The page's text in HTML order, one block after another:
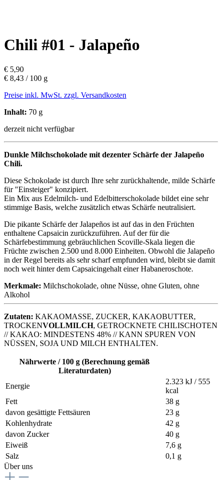
Chili #01 - Jalapeño
€ 5,90
€ 8,43 / 100 g
Preise inkl. MwSt. zzgl. Versandkosten
Inhalt: 70 g
derzeit nicht verfügbar
Dunkle Milchschokolade mit dezenter Schärfe der Jalapeño
Chili.
Diese Schokolade ist durch Ihre sehr zurückhaltende, milde Schärfe
für "Einsteiger" konzipiert.
Ein Mix aus Edelmilch- und Edelbitterschokolade bildet eine sehr
stimmige Basis, welche zusätzlich etwas Schärfe neutralisiert.
Die pikante Schärfe der Jalapeños ist auf das in den Früchten
enthaltene Capsaicin zurückzuführen. Auf der für die
Schärfebestimmung gebräuchlichen Scoville-Skala liegen die
Früchte zwischen 2.500 und 8.000 Einheiten. Obwohl die Jalapeño
in der Regel bereits als sehr scharf empfunden wird, bleibt sie damit
noch weit hinter dem Capsaicingehalt einer Habaneroschote.
Merkmale: Milchschokolade, ohne Nüsse, ohne Gluten, ohne
Alkohol
Zutaten: KAKAOMASSE, ZUCKER, KAKAOBUTTER,
TROCKENVOLLMILCH, GETROCKNETE CHILISCHOTEN
// KAKAO: MINDESTENS 48% // KANN SPUREN VON
NÜSSEN, SOJA UND MILCH ENTHALTEN.
Nährwerte / 100 g (Berechnung gemäß
Literaturdaten)
Energie
2.323 kJ / 555
kcal
Fett
38 g
davon gesättigte Fettsäuren
23 g
Kohlenhydrate
42 g
davon Zucker
40 g
Eiweiß
7,6 g
Salz
0,1 g
Über uns